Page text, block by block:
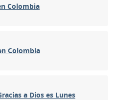
Colombia
Colombia
a Dios es Lunes